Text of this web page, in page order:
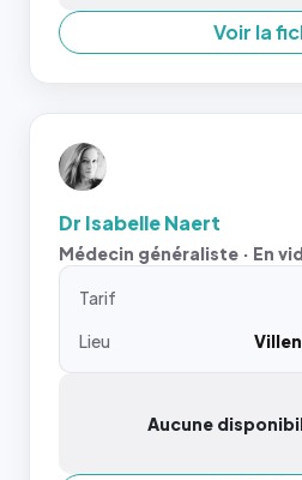
Voir la
Dr Isabelle Naert
Médecin généraliste · En
Tarif
Lieu
Aucune